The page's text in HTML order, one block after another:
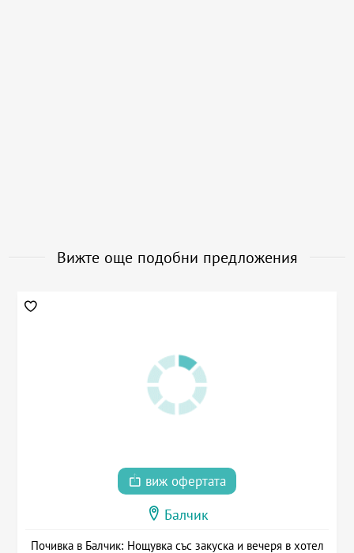
Вижте още подобни предложения
виж офертата
Балчик
Почивка в Балчик: Нощувка със закуска и вечеря в хотел